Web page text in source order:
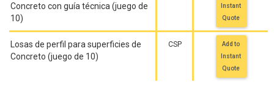
Concreto con guía técnica (juego de
10)
Losas de perfil para superficies de
Concreto (juego de 10)
CSP
Add to
Instant
Quote
Instant
Quote